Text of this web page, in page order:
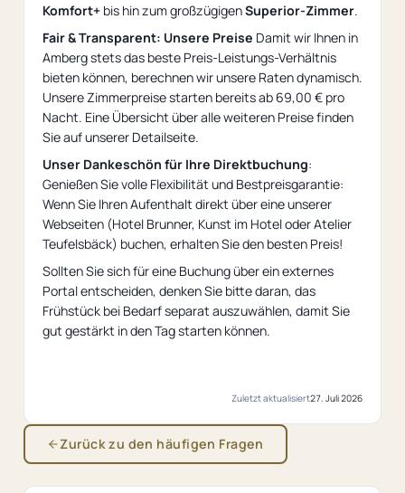
Komfort+bis hin zum großzügigenSuperior-Zimmer.
Fair & Transparent: Unsere Preise Damit wir Ihnen in
Amberg stets das beste Preis-Leistungs-Verhältnis
bieten können, berechnen wir unsere Raten dynamisch.
Unsere Zimmerpreise starten bereits ab 69,00 € pro
Nacht. Eine Übersicht über alle weiteren Preise finden
Sie auf unserer Detailseite.
Unser Dankeschön für Ihre Direktbuchung:
Genießen Sie volle Flexibilität und Bestpreisgarantie:
Wenn Sie Ihren Aufenthalt direkt über eine unserer
Webseiten (Hotel Brunner, Kunst im Hotel oder Atelier
Teufelsbäck) buchen, erhalten Sie den besten Preis!
Sollten Sie sich für eine Buchung über ein externes
Portal entscheiden, denken Sie bitte daran, das
Frühstück bei Bedarf separat auszuwählen, damit Sie
gut gestärkt in den Tag starten können.
Zuletzt aktualisiert27. Juli 2026
Zurück zu den häufigen Fragen